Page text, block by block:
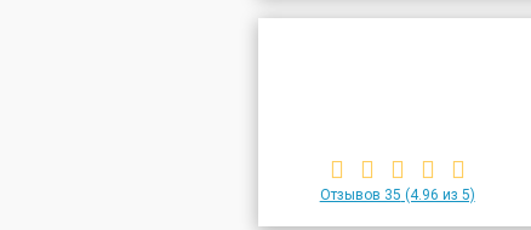
Отзывов 35 (4.96 из 5)